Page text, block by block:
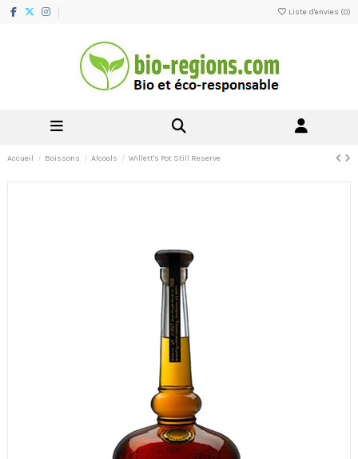
Liste d'envies (0)
Accueil Boissons Alcools Willett's Pot Still Reserve